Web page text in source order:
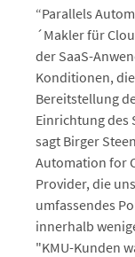
“Parallels
´Makler für
der SaaS-
Konditionen,
Bereitstellung
Einrichtung des
sagt Birger
Automation for
Provider, die
umfassendes
innerhalb
"KMU-Kunden